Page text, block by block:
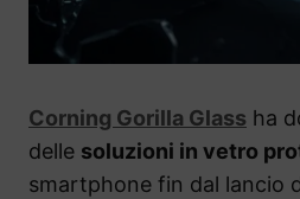
Corning Gorilla Glass ha
delle soluzioni in vetro
smartphone fin dal lancio